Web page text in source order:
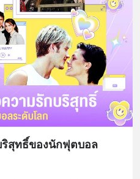
ริสุทธิ์ของนักฟุตบอล